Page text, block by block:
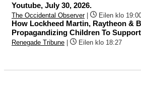
Youtube, July 30, 2026.
The Occidental Observer| Eilen klo
How Lockheed Martin, Raytheon &
Propagandizing Children To
Renegade Tribune Eilen klo 18:27